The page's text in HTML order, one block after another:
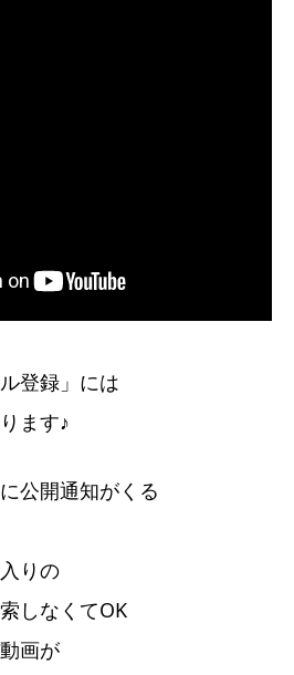
登録」には
ます♪
公開通知がくる
りの
しなくてOK
画が